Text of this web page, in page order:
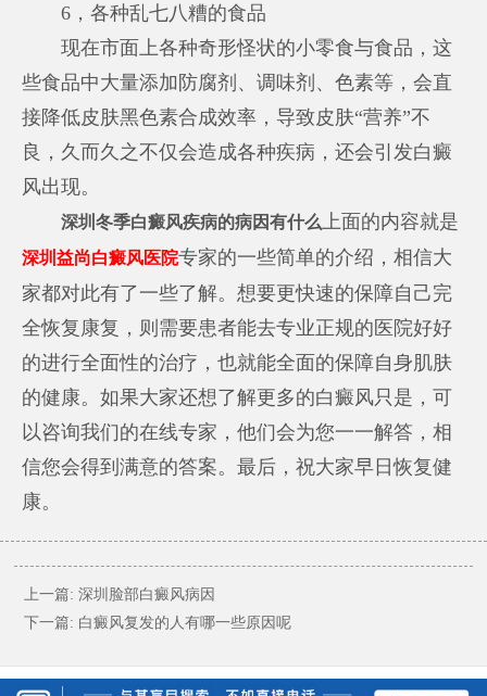
6，各种乱七八糟的食品
现在市面上各种奇形怪状的小零食与食品，这
些食品中大量添加防腐剂、调味剂、色素等，会直
接降低皮肤黑色素合成效率，导致皮肤“营养”不
良，久而久之不仅会造成各种疾病，还会引发白癜
风出现。
深圳冬季白癜风疾病的病因有什么 上面的内容就是
深圳益尚白癜风医院专家的一些简单的介绍，相信大
家都对此有了一些了解。想要更快速的保障自己完
全恢复康复，则需要患者能去专业正规的医院好好
的进行全面性的治疗，也就能全面的保障自身肌肤
的健康。如果大家还想了解更多的白癜风只是，可
以咨询我们的在线专家，他们会为您一一解答，相
信您会得到满意的答案。最后，祝大家早日恢复健
康。
上一篇: 深圳脸部白癜风病因
下一篇: 白癜风复发的人有哪一些原因呢